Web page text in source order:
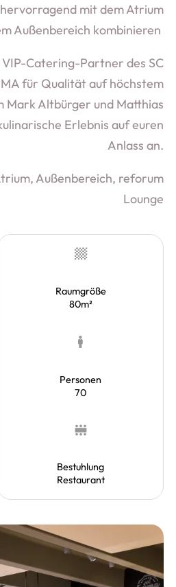
mit dem Atrium
Außenbereich kombinieren
Catering-Partner des SC
für Qualität auf höchstem
Mark Altbürger und Matthias
Erlebnis auf euren
Anlass an.
Außenbereich, reforum
Lounge
Raumgröße
80m²
Personen
70
Bestuhlung
Restaurant